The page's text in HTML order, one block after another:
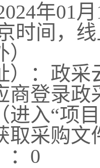
年01
京时间，
： 政采
商登录政
进入“项
取采购文
0